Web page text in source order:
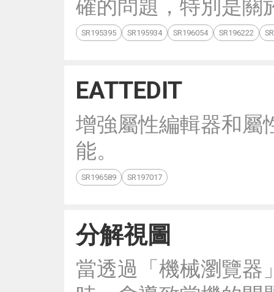
確的問題，特別是關
SR195395 SR195934 SR196054 SR196222
EATTEDIT
增強屬性編輯器和屬
能。
SR196589 SR197017
分解視圖
當透過「機械瀏覽器